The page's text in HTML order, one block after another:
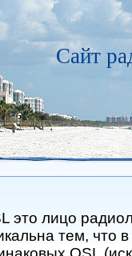
Сайт
это лицо
тем, что